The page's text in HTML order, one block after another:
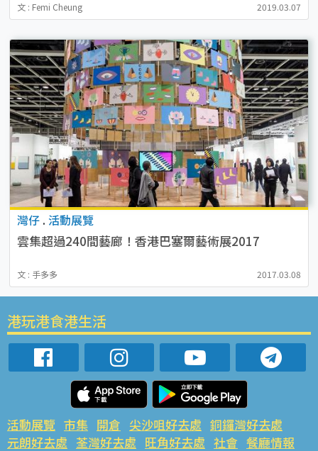
文 : Femi Cheung 2019.03.07
灣仔 . 活動展覽
雲集超過240間藝廊！香港巴塞爾藝術展2017
文 : 手多多 2017.03.08
港玩港食港生活
活動展覽 市集 開倉 尖沙咀好去處 銅鑼灣好去處
元朗好去處 荃灣好去處 旺角好去處 社會 餐廳情報